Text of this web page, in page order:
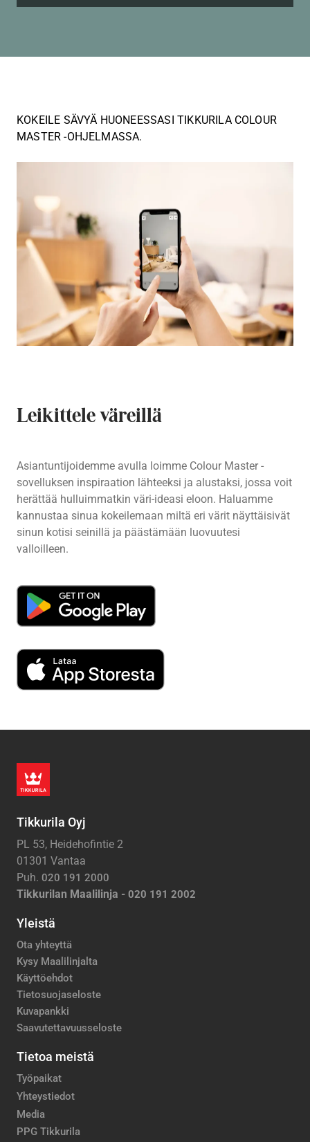
KOKEILE SÄVYÄ HUONEESSASI TIKKURILA COLOUR
MASTER -OHJELMASSA.
Leikittele väreillä
Asiantuntijoidemme avulla loimme Colour Master -
sovelluksen inspiraation lähteeksi ja alustaksi, jossa voit
herättää hulluimmatkin väri-ideasi eloon. Haluamme
kannustaa sinua kokeilemaan miltä eri värit näyttäisivät
sinun kotisi seinillä ja päästämään luovuutesi
valloilleen.
Tikkurila Oyj
PL 53, Heidehofintie 2
01301 Vantaa
Puh. 020 191 2000
Tikkurilan Maalilinja - 020 191 2002
Yleistä
Ota yhteyttä
Kysy Maalilinjalta
Käyttöehdot
Tietosuojaseloste
Kuvapankki
Saavutettavuusseloste
Tietoa meistä
Työpaikat
Yhteystiedot
Media
PPG Tikkurila